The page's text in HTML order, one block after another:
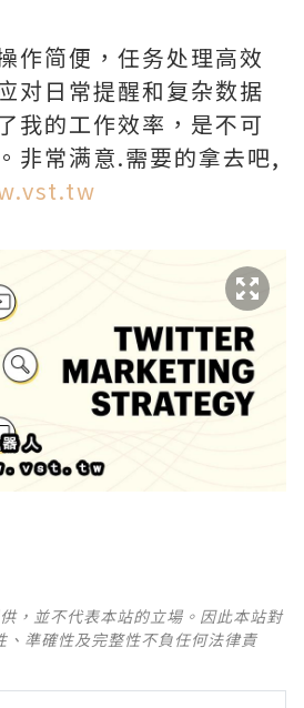
作简便，任务处理高效
对日常提醒和复杂数据
我的工作效率，是不可
非常满意.需要的拿去吧,
，並不代表本站的立場。因此本站對
、準確性及完整性不負任何法律責